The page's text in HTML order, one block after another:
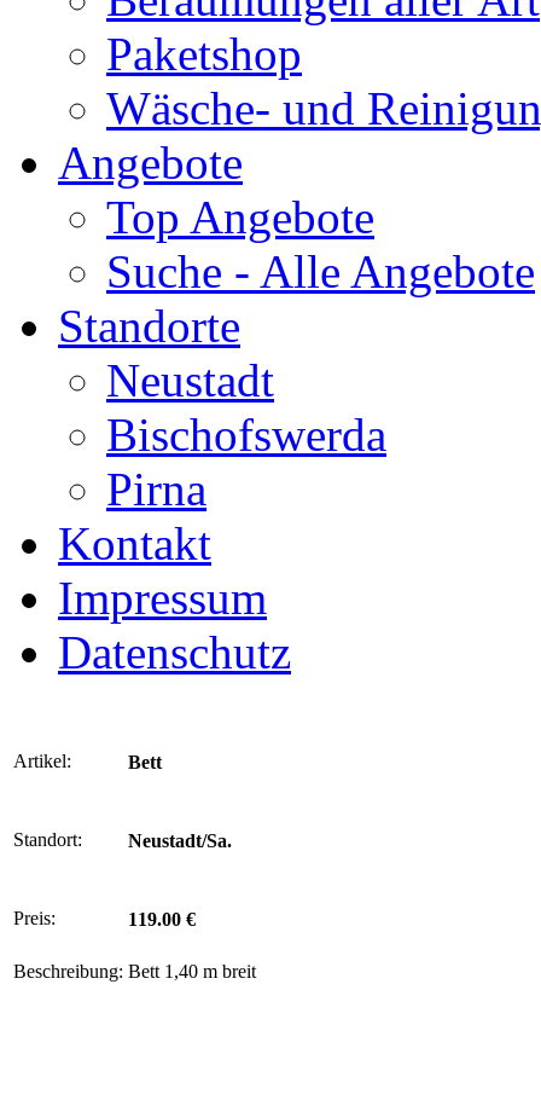
Paketshop
Wäsche- und
Angebote
Top Angebote
Suche - Alle Angebote
Standorte
Neustadt
Bischofswerda
Pirna
Kontakt
Impressum
Datenschutz
Artikel: Bett
Standort: Neustadt/Sa.
Preis: 119.00 €
Beschreibung: Bett 1,40 m breit